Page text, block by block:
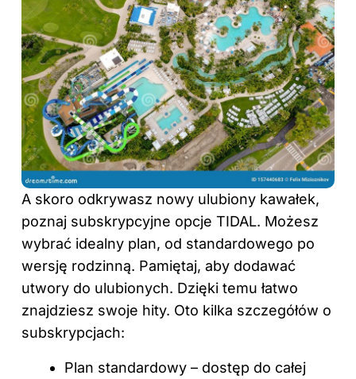
A skoro odkrywasz nowy ulubiony kawałek,
poznaj subskrypcyjne opcje TIDAL. Możesz
wybrać idealny plan, od standardowego po
wersję rodzinną. Pamiętaj, aby dodawać
utwory do ulubionych. Dzięki temu łatwo
znajdziesz swoje hity. Oto kilka szczegółów o
subskrypcjach:
Plan standardowy – dostęp do całej